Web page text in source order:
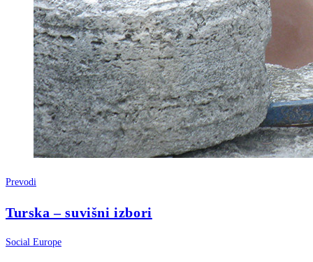
Prevodi
Turska – suvišni izbori
Social Europe